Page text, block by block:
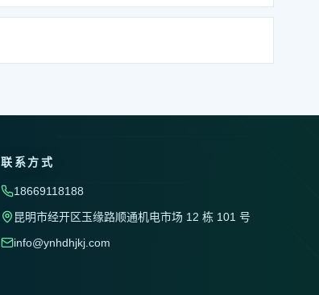
联系方式
18669118188
昆明市经开区玉缘路顺通机电市场 12 栋 101 号
info@ynhdhjkj.com